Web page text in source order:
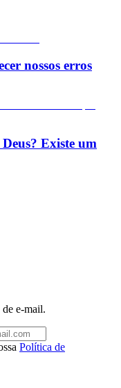
nossos erros
Existe um
de e-mail.
Política de